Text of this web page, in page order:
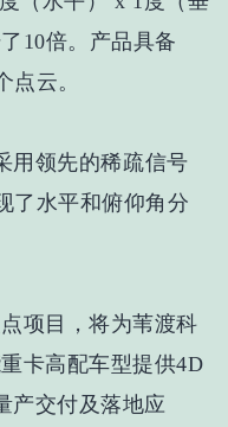
10倍。产品具备
点云。
用领先的稀疏信号
了水平和俯仰角分
项目，将为苇渡科
卡高配车型提供4D
产交付及落地应